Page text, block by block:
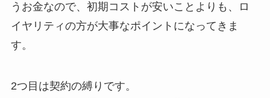
うお金なので、初期コストが安いことよりも、ロ
イヤリティの方が大事なポイントになってきま
す。
2つ目は契約の縛りです。